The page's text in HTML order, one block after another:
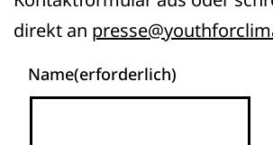
direkt an
Name(erforderlich)